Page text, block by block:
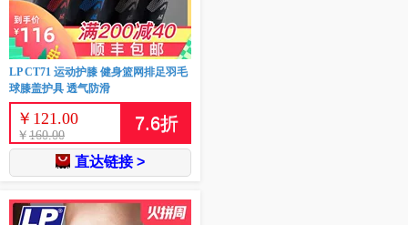
LP CT71 运动护膝 健身篮网排足羽毛
球膝盖护具 透气防滑
￥ 121.00
￥ 160.00
7.6折
直达链接 >